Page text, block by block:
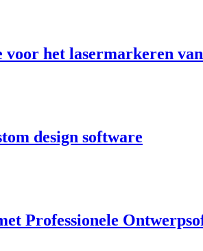
het lasermarkeren
design software
Professionele